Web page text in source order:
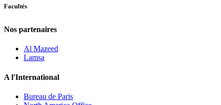
Facultés
Nos partenaires
Al Mazeed
Lamsa
A l'International
Bureau de Paris